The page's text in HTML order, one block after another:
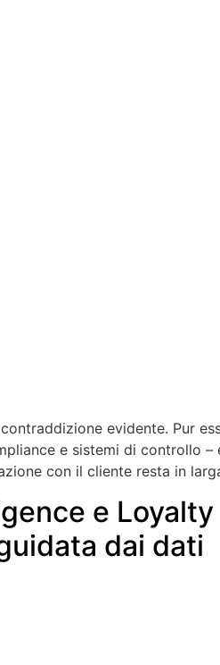
evidente. Pur
e sistemi di controllo
con il cliente resta in
e
dai dati